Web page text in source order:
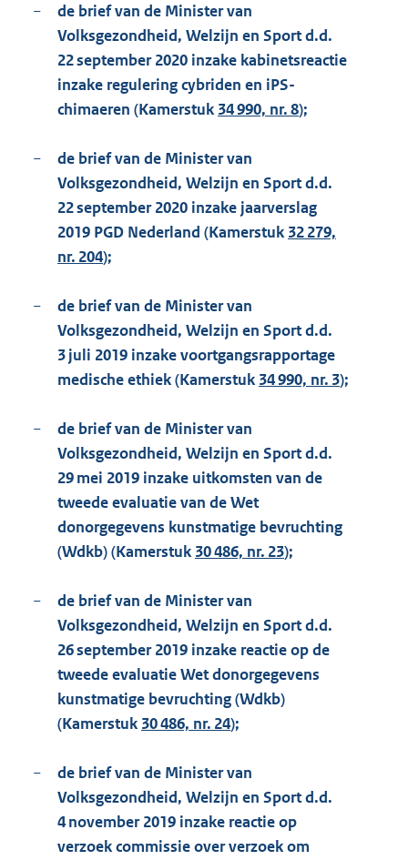
−
de brief van de Minister van
Volksgezondheid, Welzijn en Sport d.d.
22 september 2020 inzake kabinetsreactie
inzake regulering cybriden en iPS-
chimaeren (Kamerstuk 34 990, nr. 8);
−
de brief van de Minister van
Volksgezondheid, Welzijn en Sport d.d.
22 september 2020 inzake jaarverslag
2019 PGD Nederland (Kamerstuk 32 279,
nr. 204);
−
de brief van de Minister van
Volksgezondheid, Welzijn en Sport d.d.
3 juli 2019 inzake voortgangsrapportage
medische ethiek (Kamerstuk 34 990, nr. 3);
−
de brief van de Minister van
Volksgezondheid, Welzijn en Sport d.d.
29 mei 2019 inzake uitkomsten van de
tweede evaluatie van de Wet
donorgegevens kunstmatige bevruchting
(Wdkb) (Kamerstuk 30 486, nr. 23);
−
de brief van de Minister van
Volksgezondheid, Welzijn en Sport d.d.
26 september 2019 inzake reactie op de
tweede evaluatie Wet donorgegevens
kunstmatige bevruchting (Wdkb)
(Kamerstuk 30 486, nr. 24);
−
de brief van de Minister van
Volksgezondheid, Welzijn en Sport d.d.
4 november 2019 inzake reactie op
verzoek commissie over verzoek om